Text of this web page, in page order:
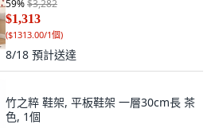
40cm
59%$3,282
$1,313
($1313.00/1個)
8/18 預計送達
竹之粹 鞋架, 平板鞋架 一層30cm長 茶
色, 1個